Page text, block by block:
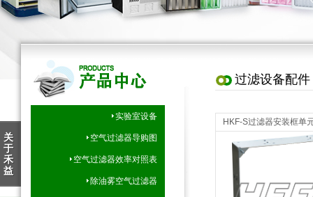
关
于
禾
益
实验室设备
空气过滤器导购图
空气过滤器效率对照表
除油雾空气过滤器
过滤设备配件
HKF-S过滤器安装框单